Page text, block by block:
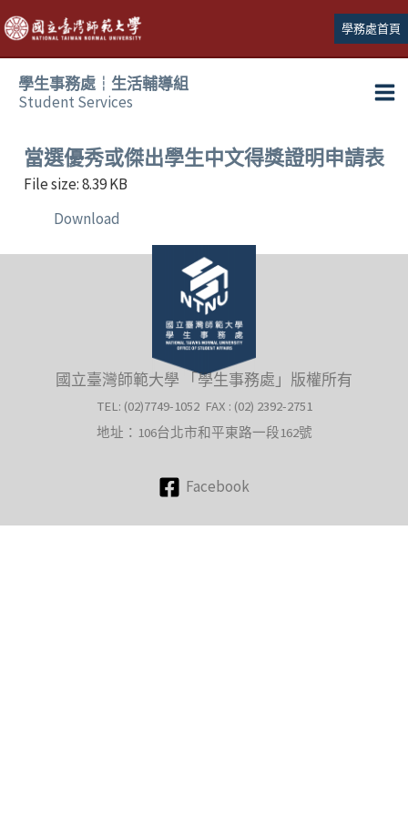
跳
至
主
學務處首頁
學生事務處┆生活輔導組
Student Services
當選優秀或傑出學生中文得獎證明申請表
File size: 8.39 KB
Download
國立臺灣師範大學 「學生事務處」版權所有
TEL: (02)7749-1052 FAX : (02) 2392-2751
地址：106台北市和平東路一段162號
Facebook